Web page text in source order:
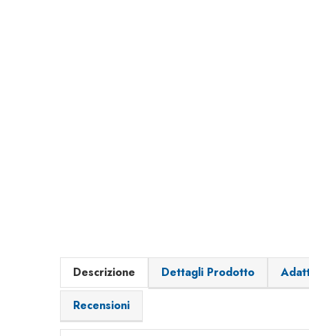
Descrizione Dettagli Prodotto
Recensioni